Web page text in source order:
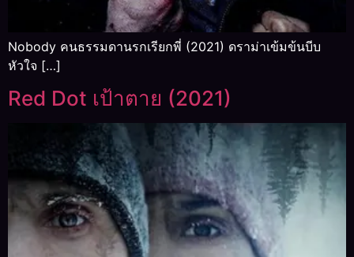
Nobody คนธรรมดานรกเรียกพี่ (2021) ดราม่าเข้มข้นบีบ
หัวใจ […]
Red Dot เป้าตาย (2021)